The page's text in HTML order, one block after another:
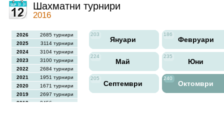
Шахматни турнири
2016
2026
2685 турнири
2025
3114 турнири
2024
3104 турнири
2023
3100 турнири
2022
2684 турнири
2021
1951 турнири
2020
1671 турнири
2019
2697 турнири
2018
2456 турнири
203
Януари
186
Февруари
224
Май
235
Юни
205
Септември
240
Октомври